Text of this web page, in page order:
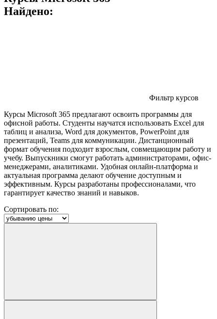
Найдено:
Фильтр курсов
Курсы Microsoft 365 предлагают освоить программы для
офисной работы. Студенты научатся использовать Excel для
таблиц и анализа, Word для документов, PowerPoint для
презентаций, Teams для коммуникации. Дистанционный
формат обучения подходит взрослым, совмещающим работу и
учебу. Выпускники смогут работать администраторами, офис-
менеджерами, аналитиками. Удобная онлайн-платформа и
актуальная программа делают обучение доступным и
эффективным. Курсы разработаны профессионалами, что
гарантирует качество знаний и навыков.
Сортировать по: